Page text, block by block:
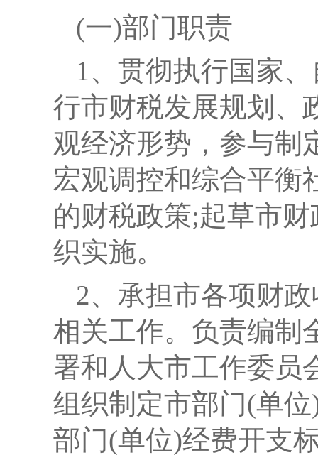
(一)部门职责
1、贯彻执行国家
行市财税发展规划、
观经济形势，参与制
宏观调控和综合平衡
的财税政策;起草市
织实施。
2、承担市各项财
相关工作。负责编制
署和人大市工作委员
组织制定市部门(单
部门(单位)经费开支